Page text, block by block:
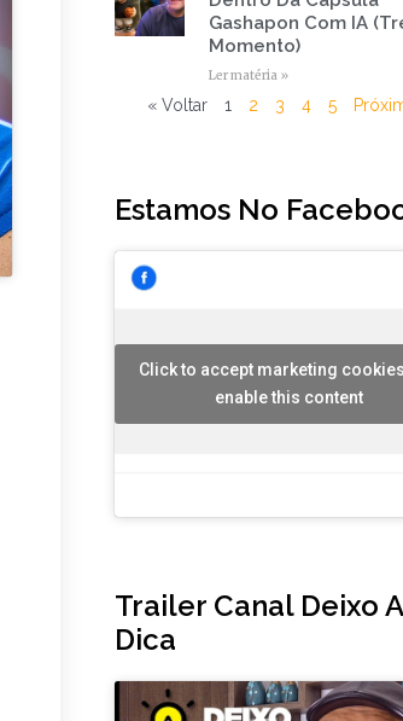
Gashapon Com IA
Momento)
Ler matéria »
« Voltar 1 2 3 4 5
Estamos No
Click to accept marketing
enable this content
Trailer Canal Deixo A
Dica